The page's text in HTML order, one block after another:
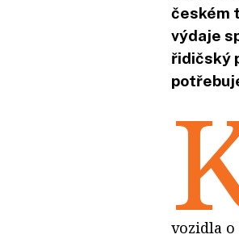
českém
výdaje
řidičský
vozidla